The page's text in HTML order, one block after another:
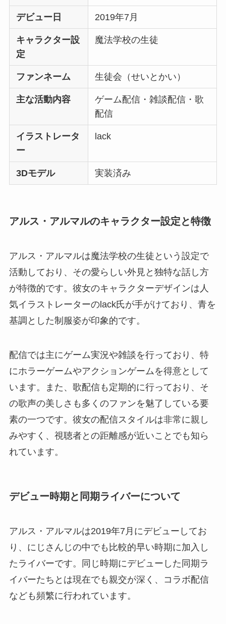
デビュー日 2019年7月
キャラクター設
定
魔法学校の生徒
ファンネーム 生徒会（せいとかい）
主な活動内容
ゲーム配信・雑談配信・歌
配信
イラストレータ
ー
lack
3Dモデル 実装済み
アルス・アルマルのキャラクター設定と特徴
アルス・アルマルは魔法学校の生徒という設定で
活動しており、その愛らしい外見と独特な話し方
が特徴的です。彼女のキャラクターデザインは人
気イラストレーターのlack氏が手がけており、青を
基調とした制服姿が印象的です。
配信では主にゲーム実況や雑談を行っており、特
にホラーゲームやアクションゲームを得意として
います。また、歌配信も定期的に行っており、そ
の歌声の美しさも多くのファンを魅了している要
素の一つです。彼女の配信スタイルは非常に親し
みやすく、視聴者との距離感が近いことでも知ら
れています。
デビュー時期と同期ライバーについて
アルス・アルマルは2019年7月にデビューしてお
り、にじさんじの中でも比較的早い時期に加入し
たライバーです。同じ時期にデビューした同期ラ
イバーたちとは現在でも親交が深く、コラボ配信
なども頻繁に行われています。